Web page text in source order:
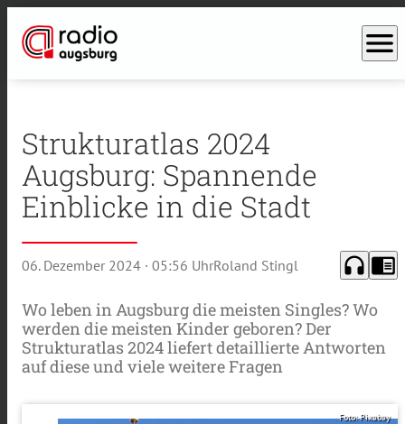
menu
Strukturatlas 2024
Augsburg: Spannende
Einblicke in die Stadt
06. Dezember 2024 · 05:56 UhrRoland Stingl headphones chrome_reader_mode
Wo leben in Augsburg die meisten Singles? Wo
werden die meisten Kinder geboren? Der
Strukturatlas 2024 liefert detaillierte Antworten
auf diese und viele weitere Fragen
Foto: Pixabay